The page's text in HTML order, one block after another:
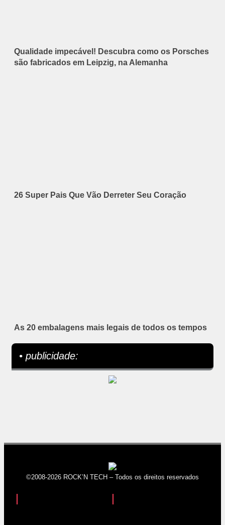
Qualidade impecável! Descubra como os Porsches
são fabricados em Leipzig, na Alemanha
26 Super Pais Que Vão Derreter Seu Coração
As 20 embalagens mais legais de todos os tempos
• publicidade:
©2008-2026 ROCK’N TECH – Todos os direitos reservados